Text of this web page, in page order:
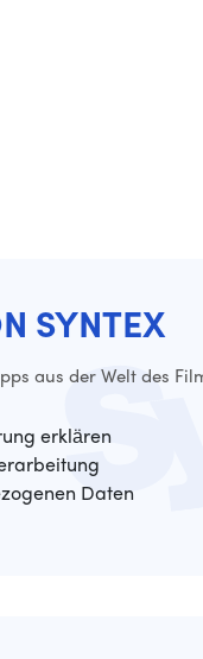
SYNTEX
aus der Welt des
erklären
Daten